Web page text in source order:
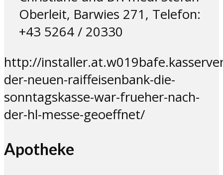
Oberleit, Barwies 271, Telefon:
+43 5264 / 20330
http://
der-neuen-raiffeisenbank-die-
sonntagskasse-war-frueher-nach-
der-hl-messe-geoeffnet/
Apotheke